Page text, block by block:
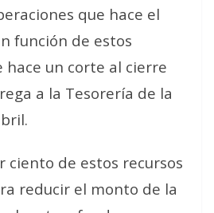
que hace el
función de estos
hace un corte al cierre
a la Tesorería de la
ciento de estos recursos
reducir el monto de la